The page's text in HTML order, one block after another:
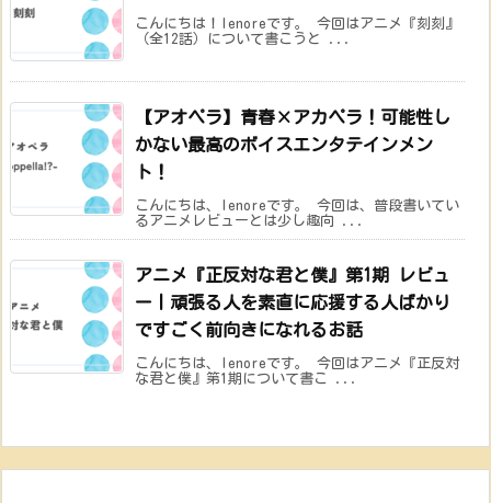
こんにちは！lenoreです。 今回はアニメ『刻刻』
（全12話）について書こうと ...
【アオペラ】青春×アカペラ！可能性し
かない最高のボイスエンタテインメン
ト！
こんにちは、lenoreです。 今回は、普段書いてい
るアニメレビューとは少し趣向 ...
アニメ『正反対な君と僕』第1期 レビュ
ー丨頑張る人を素直に応援する人ばかり
ですごく前向きになれるお話
こんにちは、lenoreです。 今回はアニメ『正反対
な君と僕』第1期について書こ ...